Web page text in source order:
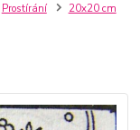
Prostírání
20x20 cm